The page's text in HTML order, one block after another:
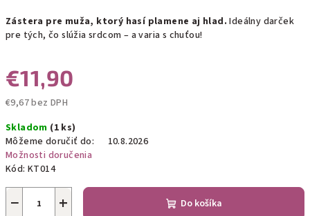
Zástera pre muža, ktorý hasí plamene aj hlad. Ideálny darček
pre tých, čo slúžia srdcom – a varia s chuťou!
€11,90
€9,67 bez DPH
cena:
Skladom (1 ks)
Môžeme doručiť do:
10.8.2026
Možnosti doručenia
Kód: KT014
+
− Do košíka